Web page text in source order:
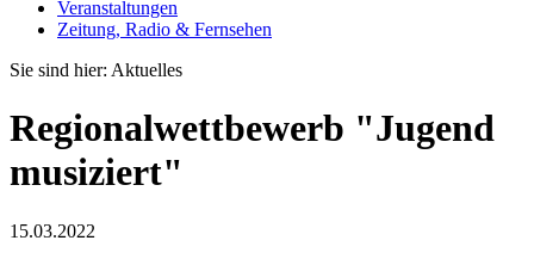
Veranstaltungen
Zeitung, Radio & Fernsehen
Sie sind hier: Aktuelles
Regionalwettbewerb "Jugend
musiziert"
15.03.2022